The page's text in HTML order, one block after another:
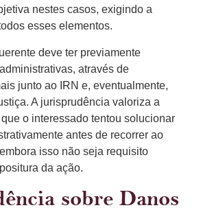
nestes casos, exigindo a
esses elementos.
deve ter previamente
através de
junto ao IRN e, eventualmente,
A jurisprudência valoriza a
o interessado tentou solucionar
antes de recorrer ao
isso não seja requisito
da ação.
sobre Danos